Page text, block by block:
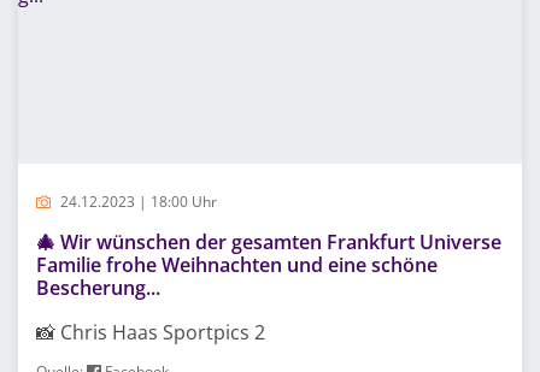
24.12.2023 | 18:00 Uhr
🎄 Wir wünschen der gesamten Frankfurt Universe
Familie frohe Weihnachten und eine schöne
Bescherung...
📸 Chris Haas Sportpics 2